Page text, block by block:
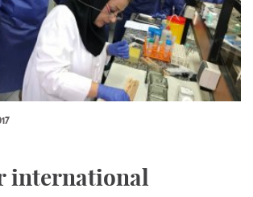
international